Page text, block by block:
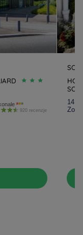
920 recenzje
14.1